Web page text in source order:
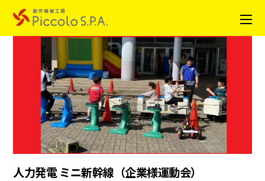
人力発電 ミニ新幹線（企業様運動会）